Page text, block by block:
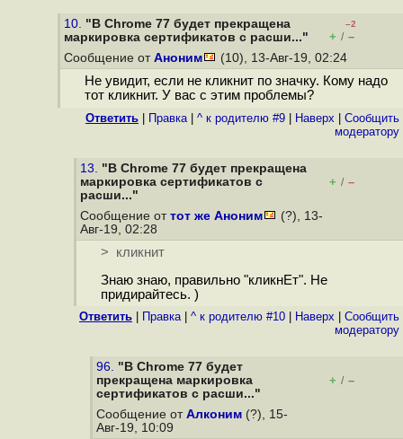
10. "В Chrome 77 будет прекращена
маркировка сертификатов с расши..."
–2
+ / –
Сообщение от Аноним (10), 13-Авг-19, 02:24
Не увидит, если не кликнит по значку. Кому надо
тот кликнит. У вас с этим проблемы?
Ответить Правка| ^ к родителю #9 Наверх
Cообщить
модератору
13. "В Chrome 77 будет прекращена
маркировка сертификатов с
расши..."
+ / –
Сообщение от тот же Аноним
(?), 13-
Авг-19, 02:28
> кликнит
Знаю знаю, правильно "кликнЕт". Не
придирайтесь. )
Ответить Правка| ^ к родителю #10 Наверх
Cообщить
модератору
96. "В Chrome 77 будет
прекращена маркировка
сертификатов с расши..."
+ / –
Сообщение от Алконим (?), 15-
Авг-19, 10:09